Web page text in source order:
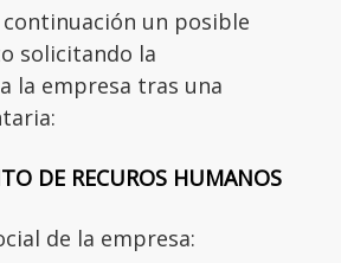
un posible
solicitando la
la empresa tras una
DE RECUROS HUMANOS
de la empresa: